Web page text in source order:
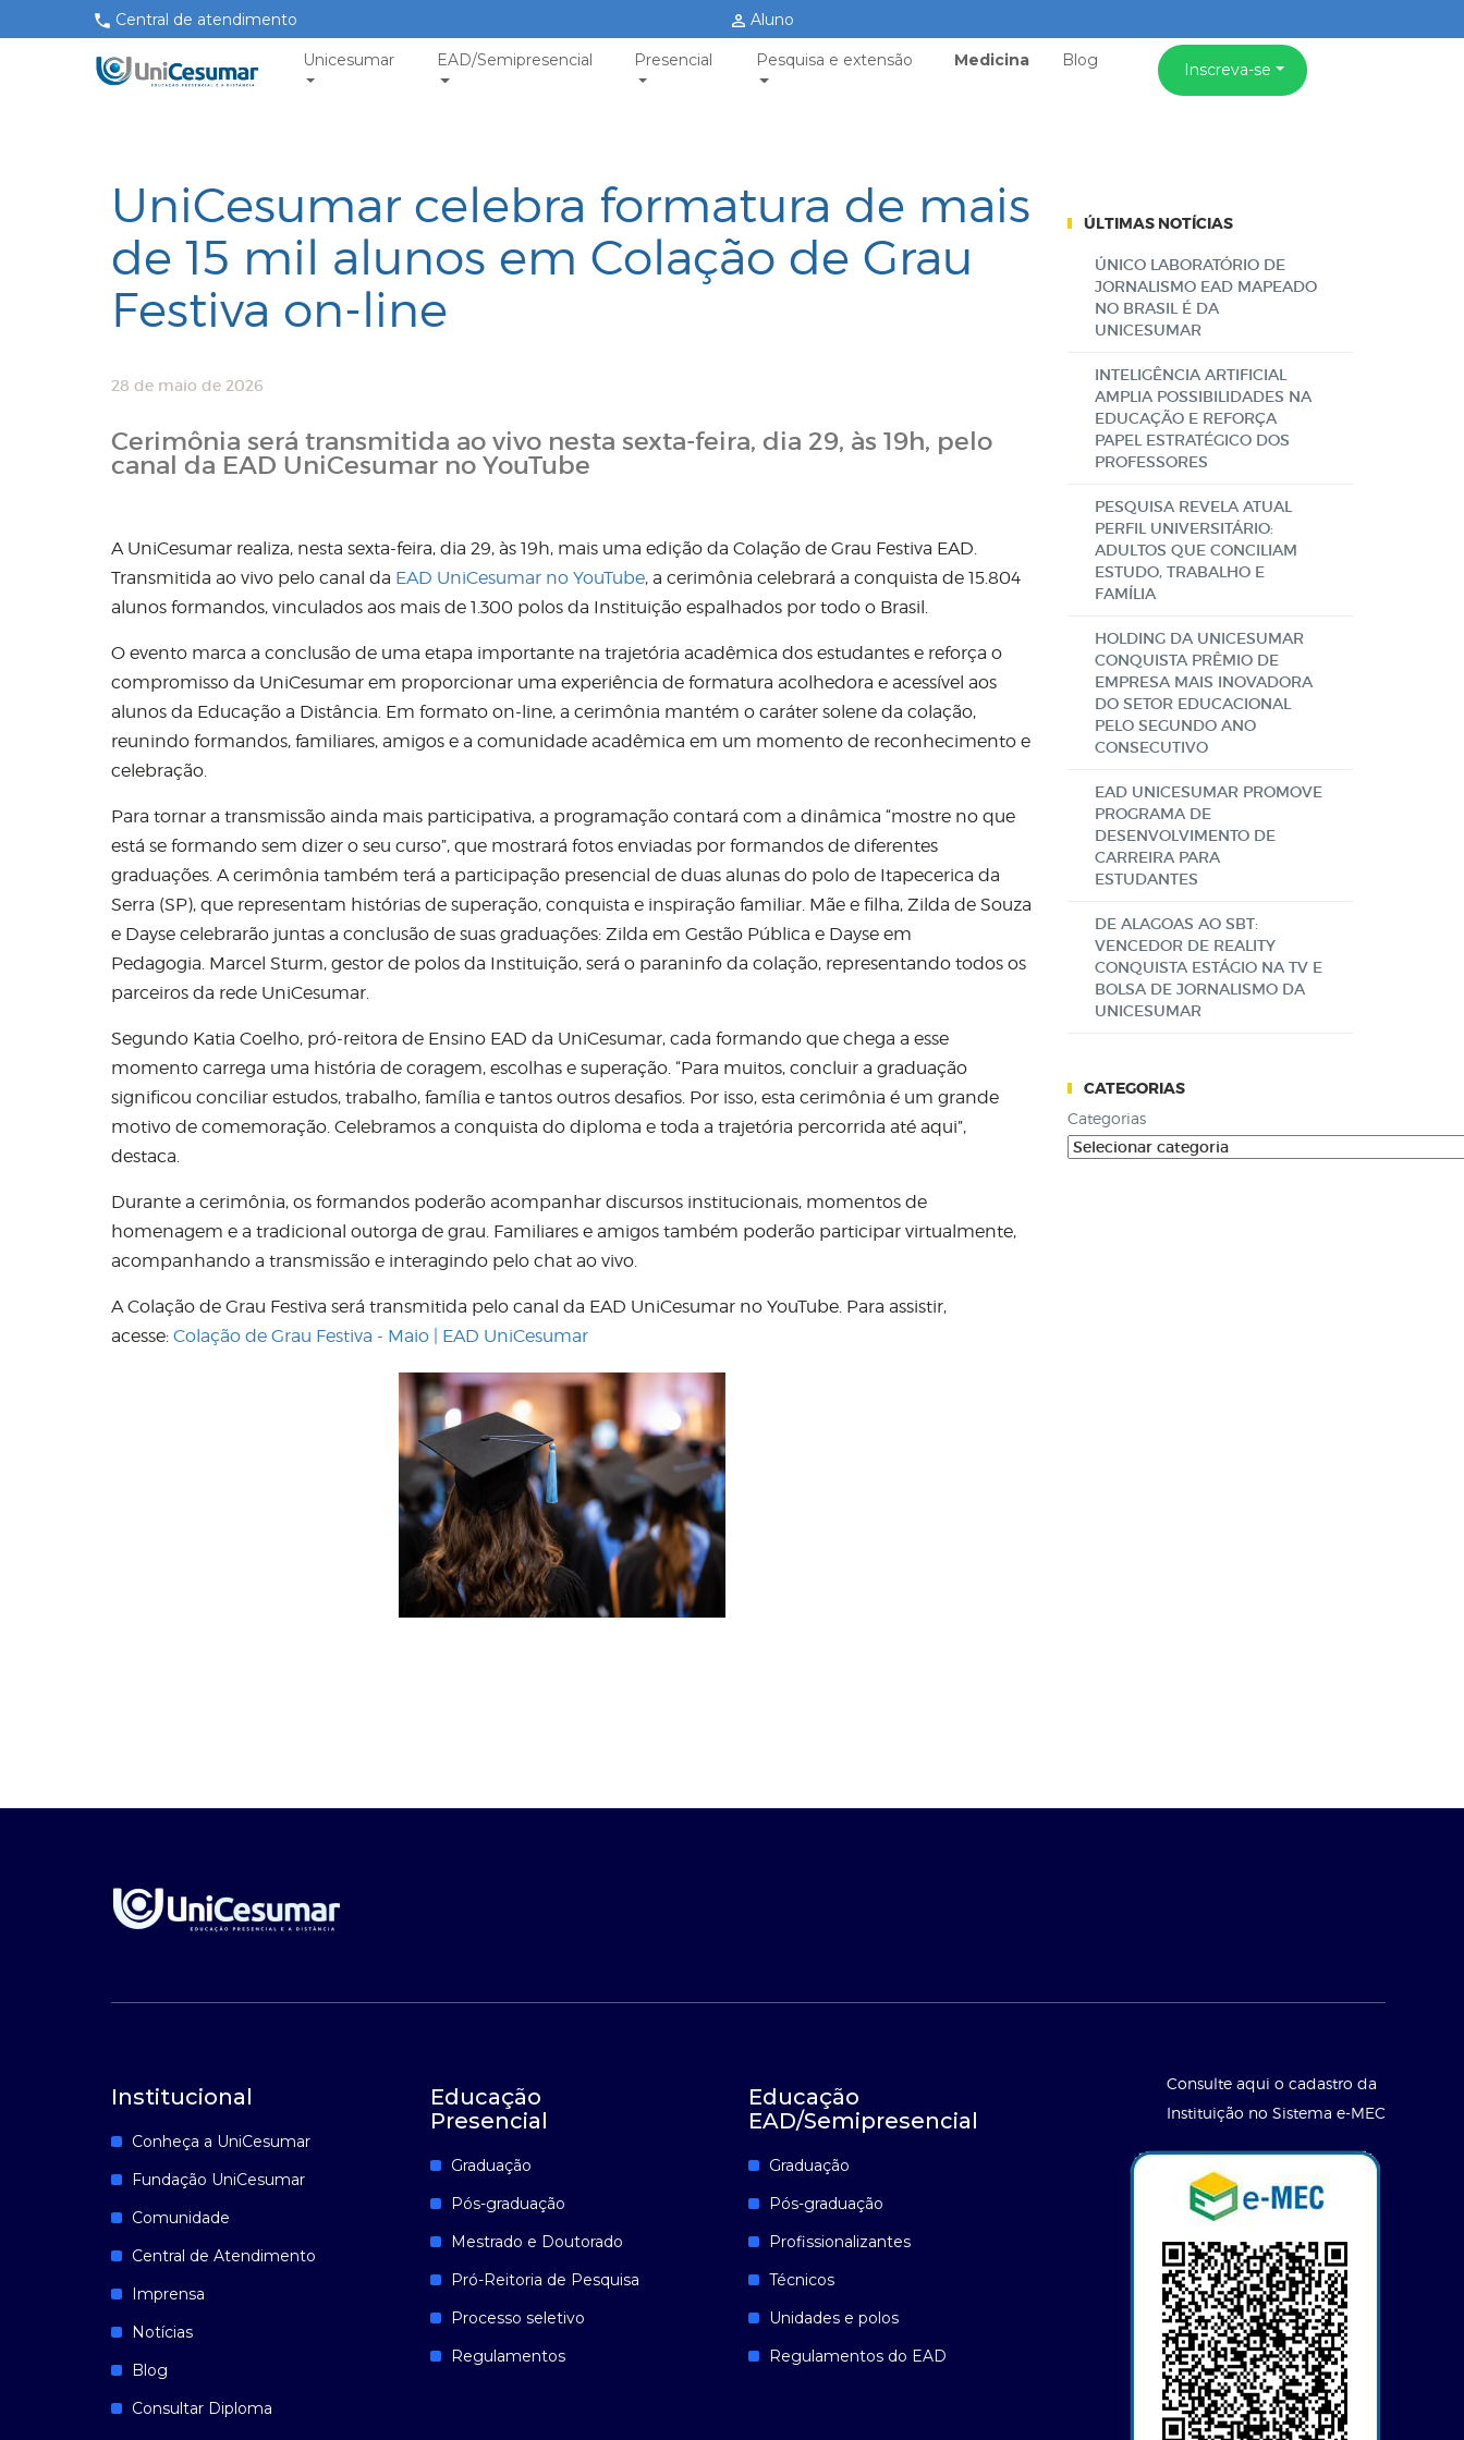
Central de atendimento Aluno
Unicesumar EAD/Semipresencial Presencial Pesquisa e extensão Medicina Blog Inscreva-se
UniCesumar celebra formatura de mais
de 15 mil alunos em Colação de Grau
Festiva on-line
28 de maio de 2026
Cerimônia será transmitida ao vivo nesta sexta-feira, dia 29, às 19h, pelo
canal da EAD UniCesumar no YouTube
A UniCesumar realiza, nesta sexta-feira, dia 29, às 19h, mais uma edição da Colação de Grau Festiva EAD.
Transmitida ao vivo pelo canal da EAD UniCesumar no YouTube, a cerimônia celebrará a conquista de 15.804
alunos formandos, vinculados aos mais de 1.300 polos da Instituição espalhados por todo o Brasil.
O evento marca a conclusão de uma etapa importante na trajetória acadêmica dos estudantes e reforça o
compromisso da UniCesumar em proporcionar uma experiência de formatura acolhedora e acessível aos
alunos da Educação a Distância. Em formato on-line, a cerimônia mantém o caráter solene da colação,
reunindo formandos, familiares, amigos e a comunidade acadêmica em um momento de reconhecimento e
celebração.
Para tornar a transmissão ainda mais participativa, a programação contará com a dinâmica “mostre no que
está se formando sem dizer o seu curso”, que mostrará fotos enviadas por formandos de diferentes
graduações. A cerimônia também terá a participação presencial de duas alunas do polo de Itapecerica da
Serra (SP), que representam histórias de superação, conquista e inspiração familiar. Mãe e filha, Zilda de Souza
e Dayse celebrarão juntas a conclusão de suas graduações: Zilda em Gestão Pública e Dayse em
Pedagogia. Marcel Sturm, gestor de polos da Instituição, será o paraninfo da colação, representando todos os
parceiros da rede UniCesumar.
Segundo Katia Coelho, pró-reitora de Ensino EAD da UniCesumar, cada formando que chega a esse
momento carrega uma história de coragem, escolhas e superação. “Para muitos, concluir a graduação
significou conciliar estudos, trabalho, família e tantos outros desafios. Por isso, esta cerimônia é um grande
motivo de comemoração. Celebramos a conquista do diploma e toda a trajetória percorrida até aqui”,
destaca.
Durante a cerimônia, os formandos poderão acompanhar discursos institucionais, momentos de
homenagem e a tradicional outorga de grau. Familiares e amigos também poderão participar virtualmente,
acompanhando a transmissão e interagindo pelo chat ao vivo.
A Colação de Grau Festiva será transmitida pelo canal da EAD UniCesumar no YouTube. Para assistir,
acesse: Colação de Grau Festiva - Maio | EAD UniCesumar
ÚLTIMAS NOTÍCIAS
ÚNICO LABORATÓRIO DE
JORNALISMO EAD MAPEADO
NO BRASIL É DA
UNICESUMAR
INTELIGÊNCIA ARTIFICIAL
AMPLIA POSSIBILIDADES NA
EDUCAÇÃO E REFORÇA
PAPEL ESTRATÉGICO DOS
PROFESSORES
PESQUISA REVELA ATUAL
PERFIL UNIVERSITÁRIO:
ADULTOS QUE CONCILIAM
ESTUDO, TRABALHO E
FAMÍLIA
HOLDING DA UNICESUMAR
CONQUISTA PRÊMIO DE
EMPRESA MAIS INOVADORA
DO SETOR EDUCACIONAL
PELO SEGUNDO ANO
CONSECUTIVO
EAD UNICESUMAR PROMOVE
PROGRAMA DE
DESENVOLVIMENTO DE
CARREIRA PARA
ESTUDANTES
DE ALAGOAS AO SBT:
VENCEDOR DE REALITY
CONQUISTA ESTÁGIO NA TV E
BOLSA DE JORNALISMO DA
UNICESUMAR
CATEGORIAS
Categorias
Institucional
Conheça a UniCesumar
Fundação UniCesumar
Comunidade
Central de Atendimento
Imprensa
Notícias
Blog
Consultar Diploma
Educação
Presencial
Graduação
Pós-graduação
Mestrado e Doutorado
Pró-Reitoria de Pesquisa
Processo seletivo
Regulamentos
Educação
EAD/Semipresencial
Graduação
Pós-graduação
Profissionalizantes
Técnicos
Unidades e polos
Regulamentos do EAD
Consulte aqui o cadastro da
Instituição no Sistema e-MEC